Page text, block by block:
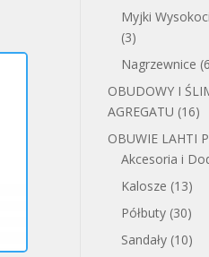
Myjki
(3)
Nagrzewnice
OBUDOWY I
AGREGATU (16)
OBUWIE LAHTI
Akcesoria i
Kalosze (13)
Półbuty (30)
Sandały (10)